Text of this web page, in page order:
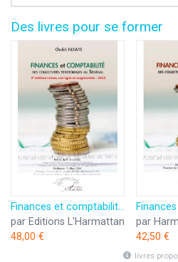
Des livres pour se former
Finances et comptabilité des collectivités territoriales au Sénégal
par Editions L'Harmattan
48,00 €
par
42,50 €
livres